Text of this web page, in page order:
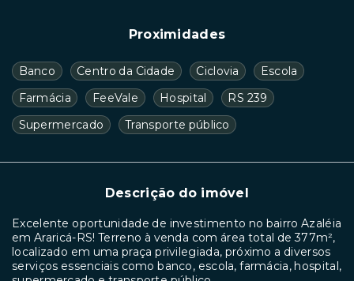
Proximidades
Banco Centro da Cidade Ciclovia
Escola
Farmácia
FeeVale Hospital
RS 239
Supermercado
Transporte público
Descrição do imóvel
Excelente oportunidade de investimento no bairro Azaléia
em Araricá-RS! Terreno à venda com área total de 377m²,
localizado em uma praça privilegiada, próximo a diversos
serviços essenciais como banco, escola, farmácia, hospital,